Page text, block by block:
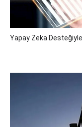
Yapay Zeka